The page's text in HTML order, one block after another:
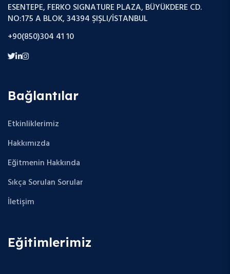
ESENTEPE, FERKO SIGNATURE PLAZA, BÜYÜKDERE CD.
NO:175 A BLOK, 34394 ŞIŞLI/İSTANBUL
+90(850)304 41 10
Bağlantılar
Etkinliklerimiz
Hakkımızda
Eğitmenin Hakkında
Sıkça Sorulan Sorular
İletişim
Eğitimlerimiz